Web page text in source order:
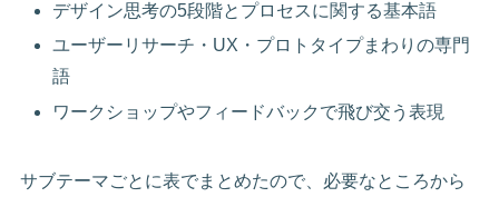
デザイン思考の5段階とプロセスに関する基本語
ユーザーリサーチ・UX・プロトタイプまわりの専門
語
ワークショップやフィードバックで飛び交う表現
サブテーマごとに表でまとめたので、必要なところから